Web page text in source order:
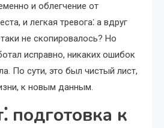
и облегчение от
и легкая тревога⁚ а вдруг
не скопировалось? Но
исправно, никаких ошибок
По сути, это был чистый лист,
к новым данным.
подготовка к